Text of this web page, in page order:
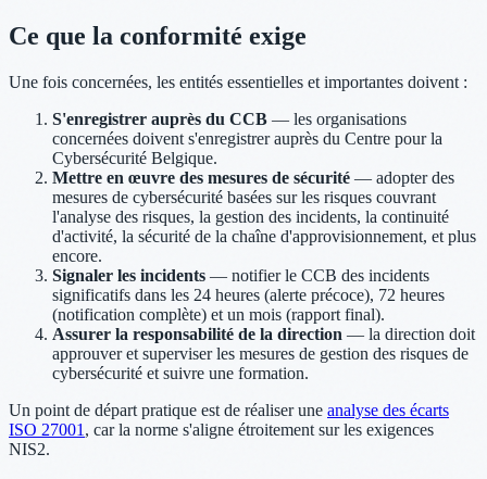
Ce que la conformité exige
Une fois concernées, les entités essentielles et importantes doivent :
S'enregistrer auprès du CCB — les organisations
concernées doivent s'enregistrer auprès du Centre pour la
Cybersécurité Belgique.
Mettre en œuvre des mesures de sécurité — adopter des
mesures de cybersécurité basées sur les risques couvrant
l'analyse des risques, la gestion des incidents, la continuité
d'activité, la sécurité de la chaîne d'approvisionnement, et plus
encore.
Signaler les incidents — notifier le CCB des incidents
significatifs dans les 24 heures (alerte précoce), 72 heures
(notification complète) et un mois (rapport final).
Assurer la responsabilité de la direction — la direction doit
approuver et superviser les mesures de gestion des risques de
cybersécurité et suivre une formation.
Un point de départ pratique est de réaliser une analyse des écarts
ISO 27001 , car la norme s'aligne étroitement sur les exigences
NIS2.